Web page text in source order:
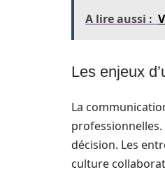
A lire aussi :
Les enjeux
La
décision. Les
culture